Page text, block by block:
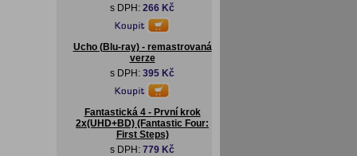
s DPH: 266 Kč
Ucho (Blu-ray) - remastrovaná
verze
s DPH: 395 Kč
Fantastická 4 - První krok
2x(UHD+BD) (Fantastic Four:
First Steps)
s DPH: 779 Kč